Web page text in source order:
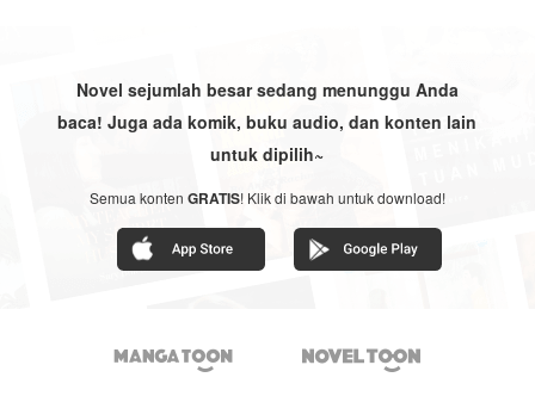
Novel sejumlah besar sedang menunggu Anda
baca! Juga ada komik, buku audio, dan konten lain
untuk dipilih~
Semua konten GRATIS! Klik di bawah untuk download!
 